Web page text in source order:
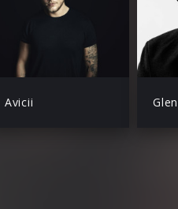
Avicii